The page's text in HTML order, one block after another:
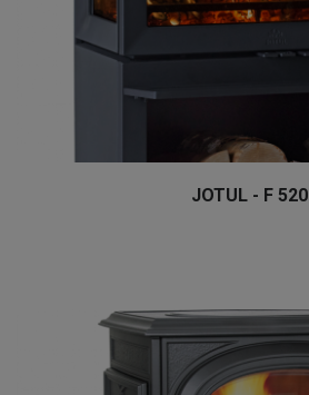
JOTUL - F 520